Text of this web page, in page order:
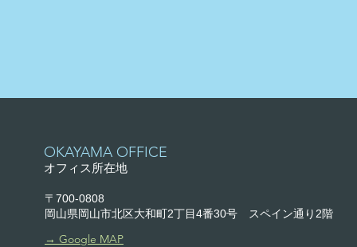
​OKAYAMA OFFICE
オフィス所在地
〒700-0808
岡山県岡山市北区大和町2丁目4番30号
スペイン通り2階
​→ Google MAP